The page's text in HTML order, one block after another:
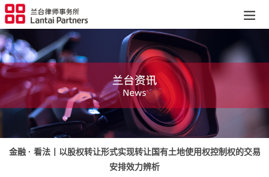
金融 · 看法丨以股权转让形式实现转让国有土地使用权控制权的交易
安排效力辨析